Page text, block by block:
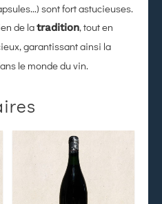
sont fort astucieuses.
de latradition, tout en
garantissant ainsi la
le monde du vin.